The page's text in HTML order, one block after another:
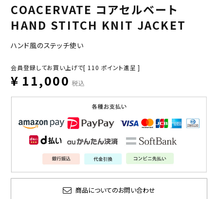
COACERVATE コアセルベート
HAND STITCH KNIT JACKET
ハンド風のステッチ使い
会員登録してお買い上げで[ 110 ポイント進呈 ]
¥ 11,000 税込
商品についてのお問い合わせ